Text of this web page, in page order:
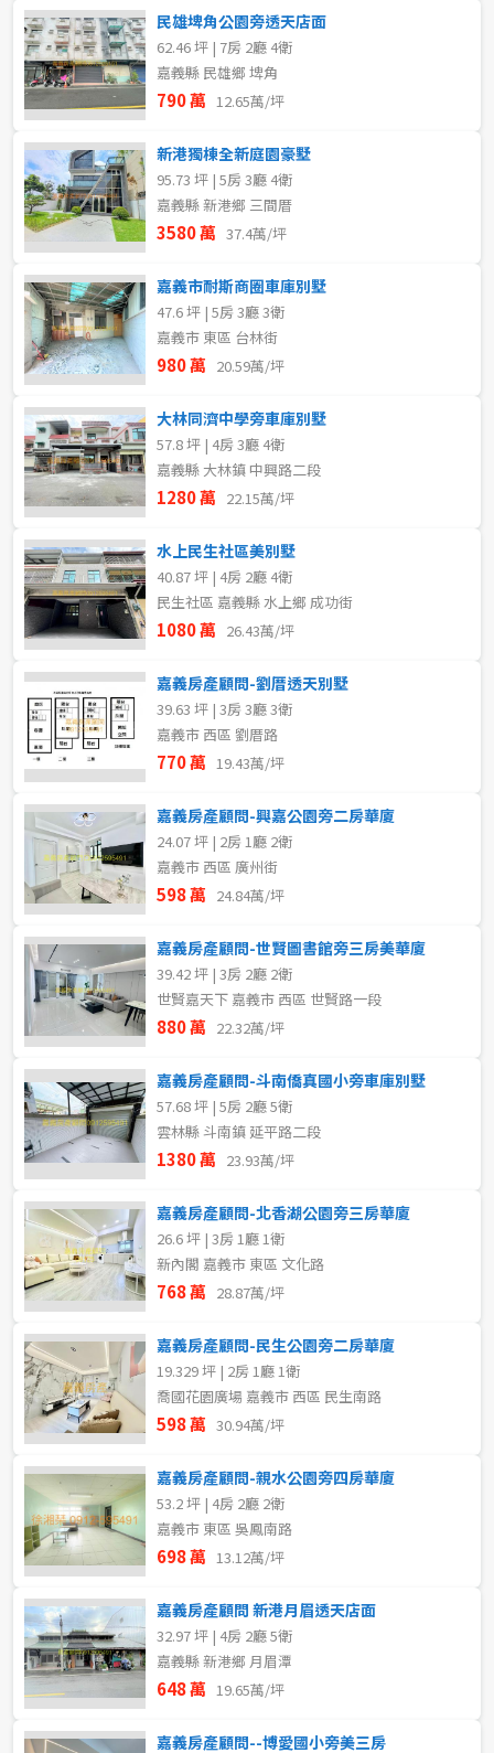
民雄埤角公園旁透天店面
62.46 坪 | 7房 2廳 4衛
嘉義縣 民雄鄉 埤角
790 萬 12.65萬/坪
新港獨棟全新庭園豪墅
95.73 坪 | 5房 3廳 4衛
嘉義縣 新港鄉 三間厝
3580 萬 37.4萬/坪
嘉義市耐斯商圈車庫別墅
47.6 坪 | 5房 3廳 3衛
嘉義市 東區 台林街
980 萬 20.59萬/坪
大林同濟中學旁車庫別墅
57.8 坪 | 4房 3廳 4衛
嘉義縣 大林鎮 中興路二段
1280 萬 22.15萬/坪
水上民生社區美別墅
40.87 坪 | 4房 2廳 4衛
民生社區 嘉義縣 水上鄉 成功街
1080 萬 26.43萬/坪
嘉義房產顧問-劉厝透天別墅
39.63 坪 | 3房 3廳 3衛
嘉義市 西區 劉厝路
770 萬 19.43萬/坪
嘉義房產顧問-興嘉公園旁二房華廈
24.07 坪 | 2房 1廳 2衛
嘉義市 西區 廣州街
598 萬 24.84萬/坪
嘉義房產顧問-世賢圖書館旁三房美華廈
39.42 坪 | 3房 2廳 2衛
世賢嘉天下 嘉義市 西區 世賢路一段
880 萬 22.32萬/坪
嘉義房產顧問-斗南僑真國小旁車庫別墅
57.68 坪 | 5房 2廳 5衛
雲林縣 斗南鎮 延平路二段
1380 萬 23.93萬/坪
嘉義房產顧問-北香湖公園旁三房華廈
26.6 坪 | 3房 1廳 1衛
新內閣 嘉義市 東區 文化路
768 萬 28.87萬/坪
嘉義房產顧問-民生公園旁二房華廈
19.329 坪 | 2房 1廳 1衛
喬國花園廣場 嘉義市 西區 民生南路
598 萬 30.94萬/坪
嘉義房產顧問-親水公園旁四房華廈
53.2 坪 | 4房 2廳 2衛
嘉義市 東區 吳鳳南路
698 萬 13.12萬/坪
嘉義房產顧問 新港月眉透天店面
32.97 坪 | 4房 2廳 5衛
嘉義縣 新港鄉 月眉潭
648 萬 19.65萬/坪
嘉義房產顧問--博愛國小旁美三房